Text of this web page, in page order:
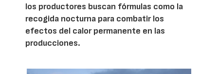
los productores buscan fórmulas como la
recogida nocturna para combatir los
efectos del calor permanente en las
producciones.